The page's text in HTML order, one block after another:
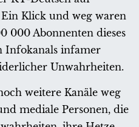
Klick und weg waren
000 Abonnenten dieses
Infokanals infamer
Unwahrheiten.
weitere Kanäle weg
mediale Personen, die